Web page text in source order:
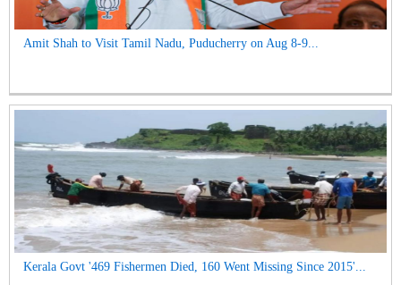
Amit Shah to Visit Tamil Nadu, Puducherry on Aug 8-9...
Kerala Govt '469 Fishermen Died, 160 Went Missing Since 2015'...